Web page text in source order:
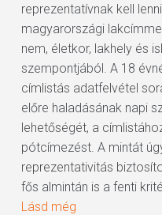
reprezentatívnak kell
magyarországi
nem, életkor, lakhely és
szempontjából. A 18
címlistás adatfelvétel
előre haladásának napi
lehetőségét, a
pótcímezést. A mintát
reprezentativitás
fős almintán is a fenti
Lásd még